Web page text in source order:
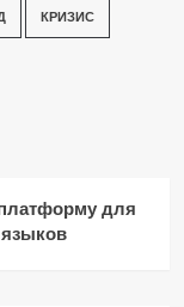
КРИЗИС
для
языков